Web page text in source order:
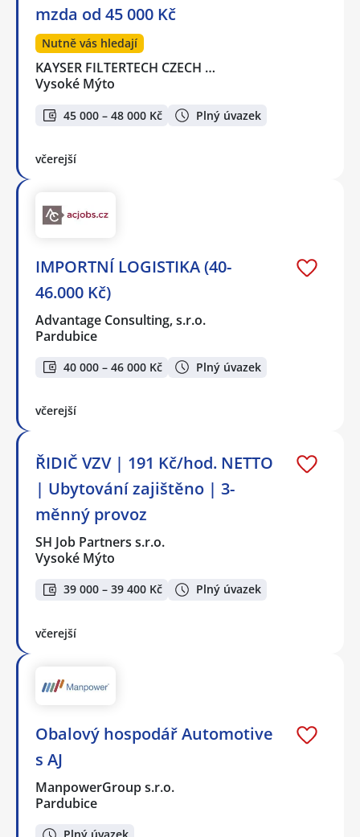
mzda od 45 000 Kč
Nutně vás hledají
KAYSER FILTERTECH CZECH …
Vysoké Mýto
45 000 – 48 000 Kč Plný úvazek
včerejší
IMPORTNÍ LOGISTIKA (40-
46.000 Kč)
Advantage Consulting, s.r.o.
Pardubice
40 000 – 46 000 Kč Plný úvazek
včerejší
ŘIDIČ VZV | 191 Kč/hod. NETTO
| Ubytování zajištěno | 3-
měnný provoz
SH Job Partners s.r.o.
Vysoké Mýto
39 000 – 39 400 Kč Plný úvazek
včerejší
Obalový hospodář Automotive
s AJ
ManpowerGroup s.r.o.
Pardubice